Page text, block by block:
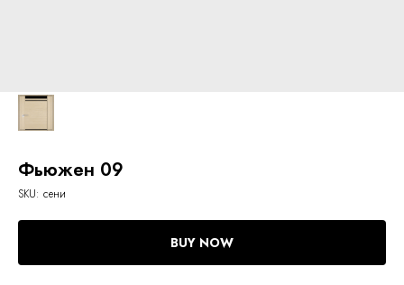
Фьюжен 09
SKU: сени
BUY NOW